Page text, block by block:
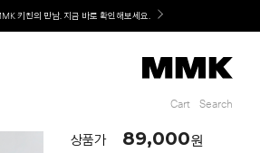
가입 시 MMK Shop Coupon (총 60만원) 지급
Cart Search
상품가 89,000원